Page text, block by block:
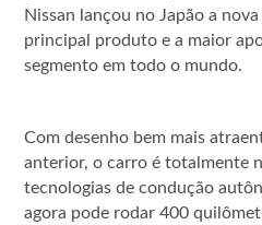
Nissan lançou no Japão a
principal produto e a maior
segmento em todo o mundo.
Com desenho bem mais
anterior, o carro é totalmente
tecnologias de condução
agora pode rodar 400